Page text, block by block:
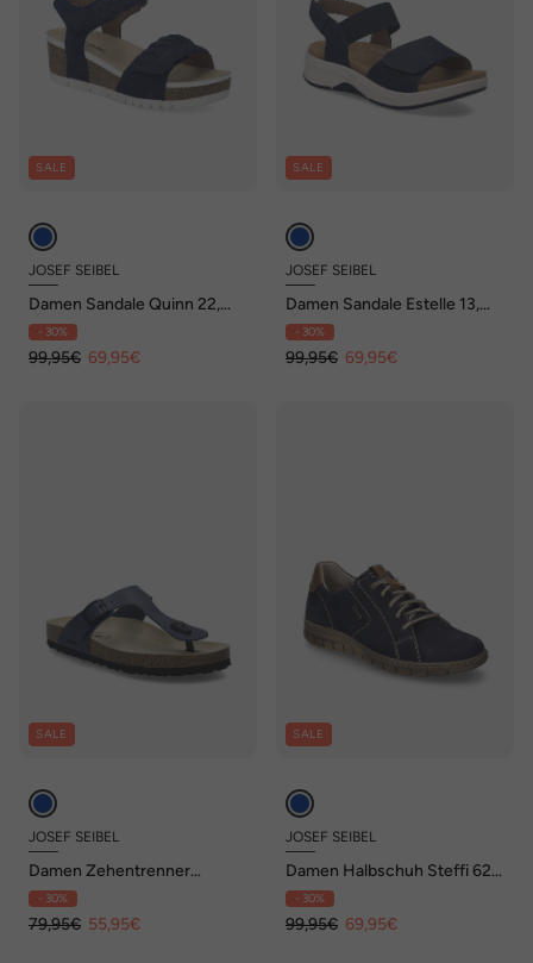
SALE
JOSEF SEIBEL
Damen Sandale Quinn 22,
ocean
- 30%
99,95€ 69,95€
SALE
JOSEF SEIBEL
Damen Sandale Estelle 13,
ocean
- 30%
99,95€ 69,95€
SALE
JOSEF SEIBEL
Damen Zehentrenner
Hermine 02, ocean
- 30%
79,95€ 55,95€
SALE
JOSEF SEIBEL
Damen Halbschuh Steffi 62,
ocean-kombi
- 30%
99,95€ 69,95€